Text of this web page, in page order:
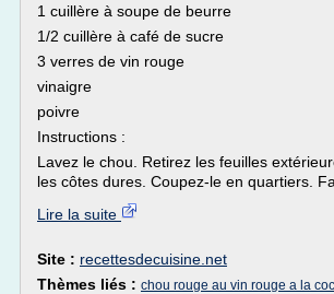
1 cuillère à soupe de beurre
1/2 cuillère à café de sucre
3 verres de vin rouge
vinaigre
poivre
Instructions :
Lavez le chou. Retirez les feuilles
les côtes dures. Coupez-le en quartiers.
Lire la suite
Site : recettesdecuisine.net
Thèmes liés : chou rouge au vin rouge a la